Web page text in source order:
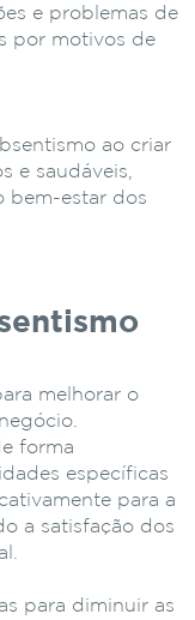
e problemas de
por motivos de
ao criar
e saudáveis,
bem-estar dos
melhorar o
forma
específicas
para a
a satisfação dos
para diminuir as